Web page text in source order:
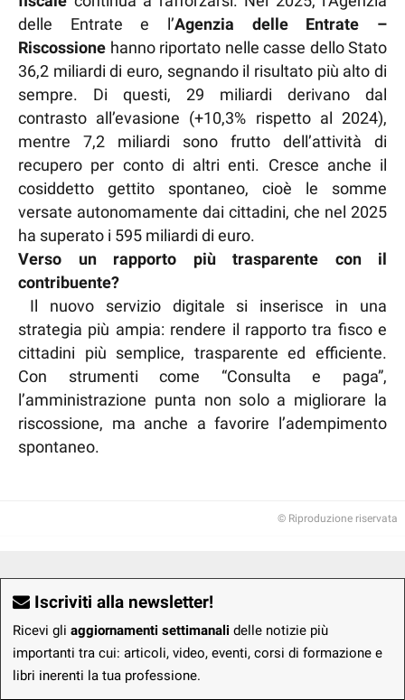
delle Entrate e l’Agenzia delle Entrate –
Riscossione hanno riportato nelle casse dello Stato
36,2 miliardi di euro, segnando il risultato più alto di
sempre. Di questi, 29 miliardi derivano dal
contrasto all’evasione (+10,3% rispetto al 2024),
mentre 7,2 miliardi sono frutto dell’attività di
recupero per conto di altri enti. Cresce anche il
cosiddetto gettito spontaneo, cioè le somme
versate autonomamente dai cittadini, che nel 2025
ha superato i 595 miliardi di euro.
Verso un rapporto più trasparente con il
contribuente?
Il nuovo servizio digitale si inserisce in una
strategia più ampia: rendere il rapporto tra fisco e
cittadini più semplice, trasparente ed efficiente.
Con strumenti come “Consulta e paga”,
l’amministrazione punta non solo a migliorare la
riscossione, ma anche a favorire l’adempimento
spontaneo.
© Riproduzione riservata
Iscriviti alla newsletter!
Ricevi gli aggiornamenti settimanali delle notizie più
importanti tra cui: articoli, video, eventi, corsi di formazione e
libri inerenti la tua professione.